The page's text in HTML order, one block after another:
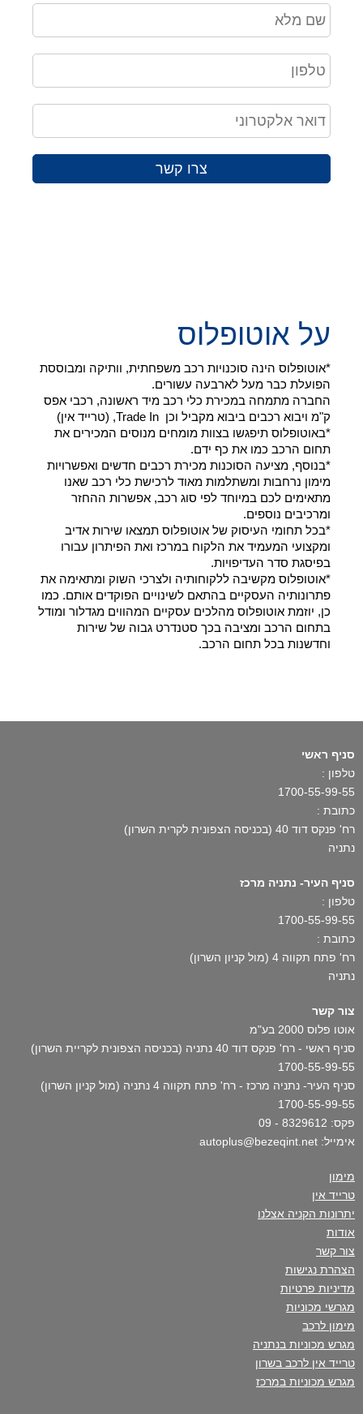
צרו קשר
על אוטופלוס
*אוטופלוס הינה סוכנויות רכב משפחתית, וותיקה ומבוססת
הפועלת כבר מעל לארבעה עשורים.
החברה מתמחה במכירת כלי רכב מיד ראשונה, רכבי אפס
ק"מ ויבוא רכבים ביבוא מקביל וכן Trade In, (טרייד אין)
*באוטופלוס תיפגשו בצוות מומחים מנוסים המכירים את
תחום הרכב כמו את כף ידם.
*בנוסף, מציעה הסוכנות מכירת רכבים חדשים ואפשרויות
מימון נרחבות ומשתלמות מאוד לרכישת כלי רכב שאנו
מתאימים לכם במיוחד לפי סוג רכב, אפשרות ההחזר
ומרכיבים נוספים.
*בכל תחומי העיסוק של אוטופלוס תמצאו שירות אדיב
ומקצועי המעמיד את הלקוח במרכז ואת הפיתרון עבורו
בפיסגת סדר העדיפויות.
*אוטופלוס מקשיבה ללקוחותיה ולצרכי השוק ומתאימה את
פתרונותיה העסקיים בהתאם לשינויים הפוקדים אותם. כמו
כן, יוזמת אוטופלוס מהלכים עסקיים המהווים מגדלור ומודל
בתחום הרכב ומציבה בכך סטנדרט גבוה של שירות
וחדשנות בכל תחום הרכב.
סניף ראשי
טלפון :
1700-55-99-55
כתובת :
רח' פנקס דוד 40 (בכניסה הצפונית לקרית השרון)
נתניה
סניף העיר- נתניה מרכז
טלפון :
1700-55-99-55
כתובת :
רח' פתח תקווה 4 (מול קניון השרון)
נתניה
צור קשר
אוטו פלוס 2000 בע"מ
סניף ראשי - רח' פנקס דוד 40 נתניה (בכניסה הצפונית לקריית השרון)
1700-55-99-55
סניף העיר- נתניה מרכז - רח' פתח תקווה 4 נתניה (מול קניון השרון)
1700-55-99-55
פקס: 8329612 - 09
אימייל: autoplus@bezeqint.net
מימון
טרייד אין
יתרונות הקניה אצלנו
אודות
צור קשר
הצהרת נגישות
מדיניות פרטיות
מגרשי מכוניות
מימון לרכב
מגרש מכוניות בנתניה
טרייד אין לרכב בשרון
מגרש מכוניות במרכז